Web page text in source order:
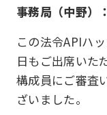
事務局（中野）：
この法令APIハ
日もご出席いた
構成員にご審査
ざいました。